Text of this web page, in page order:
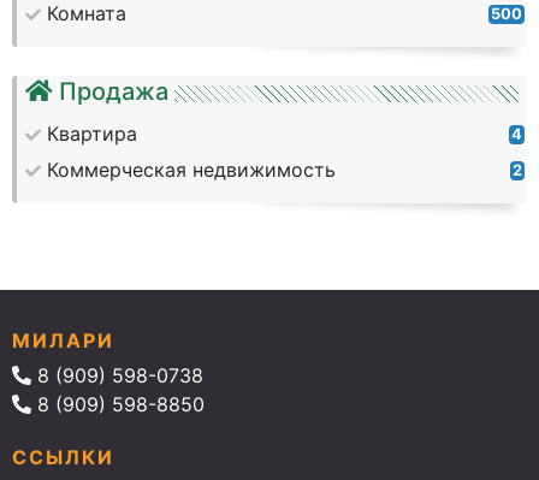
Комната 500
Продажа
Квартира 4
Коммерческая недвижимость 2
МИЛАРИ
8 (909) 598-0738
8 (909) 598-8850
ССЫЛКИ